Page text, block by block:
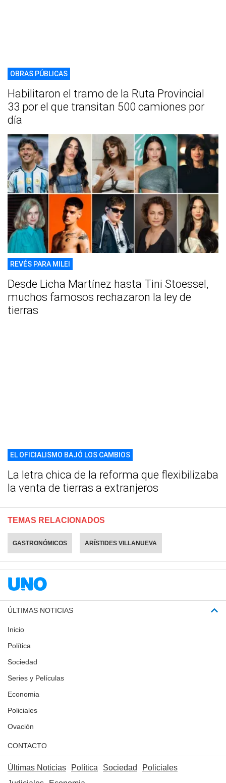
OBRAS PÚBLICAS
Habilitaron el tramo de la Ruta Provincial
33 por el que transitan 500 camiones por
día
REVÉS PARA MILEI
Desde Licha Martínez hasta Tini Stoessel,
muchos famosos rechazaron la ley de
tierras
EL OFICIALISMO BAJÓ LOS CAMBIOS
La letra chica de la reforma que flexibilizaba
la venta de tierras a extranjeros
TEMAS RELACIONADOS
GASTRONÓMICOS ARÍSTIDES VILLANUEVA
ÚLTIMAS NOTICIAS
Inicio
Política
Sociedad
Series y Películas
Economia
Policiales
Ovación
CONTACTO
Últimas Noticias Política Sociedad
Policiales